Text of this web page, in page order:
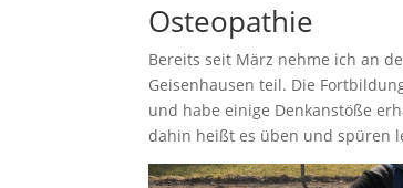
Osteopathie
Bereits seit März nehme ich an
Geisenhausen teil. Die
und habe einige Denkanstöße
dahin heißt es üben und spüren